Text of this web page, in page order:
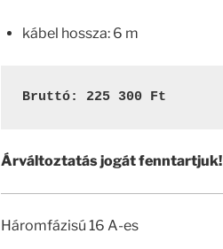
kábel hossza: 6 m
Bruttó: 225 300 Ft
Árváltoztatás jogát fenntartjuk!
Háromfázisú 16 A-es